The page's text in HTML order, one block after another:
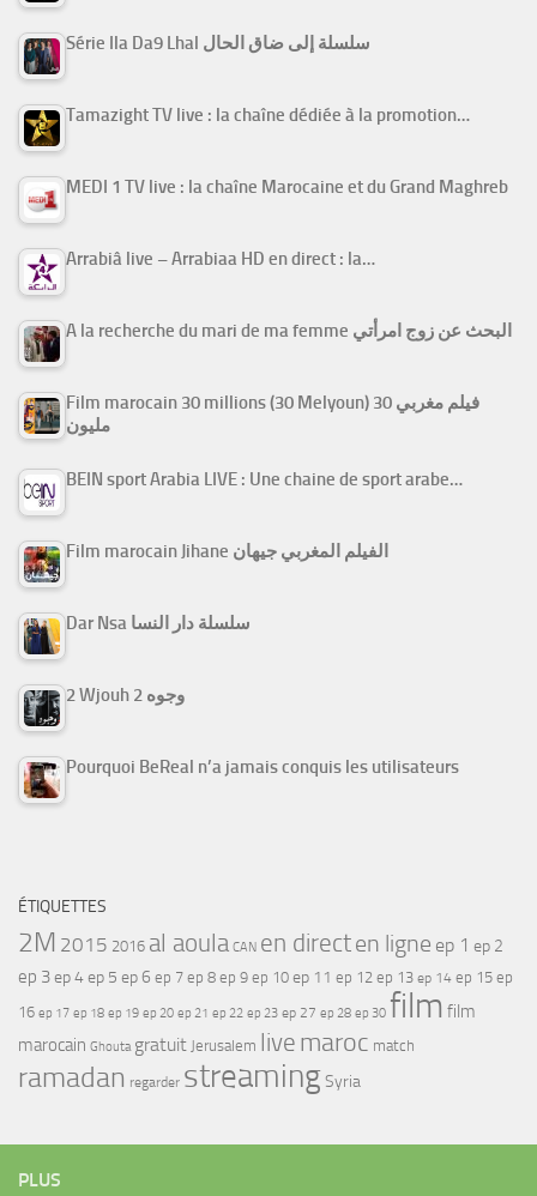
Série Ila Da9 Lhal سلسلة إلى ضاق الحال
Tamazight TV live : la chaîne dédiée à la promotion…
MEDI 1 TV live : la chaîne Marocaine et du Grand Maghreb
Arrabiâ live – Arrabiaa HD en direct : la…
A la recherche du mari de ma femme البحث عن زوج امرأتي
Film marocain 30 millions (30 Melyoun) فيلم مغربي 30
مليون
BEIN sport Arabia LIVE : Une chaine de sport arabe…
Film marocain Jihane الفيلم المغربي جيهان
Dar Nsa سلسلة دار النسا
2 Wjouh 2 وجوه
Pourquoi BeReal n’a jamais conquis les utilisateurs
ÉTIQUETTES
2M 2015 2016 al aoula CAN en directen ligne ep 1 ep 2
ep 3ep 4ep 5 ep 6 ep 7 ep 8 ep 9 ep 10 ep 11 ep 12 ep 13 ep 14 ep 15 ep
16 ep 17 ep 18 ep 19 ep 20 ep 21 ep 22 ep 23 ep 27 ep 28 ep 30 film film
marocain Ghouta gratuit Jerusalem live maroc match
ramadan regarder streamingSyria
PLUS